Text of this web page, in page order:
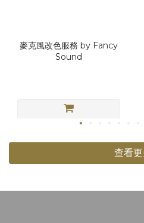
麥克風改色服務 by Fancy
Sound
查看